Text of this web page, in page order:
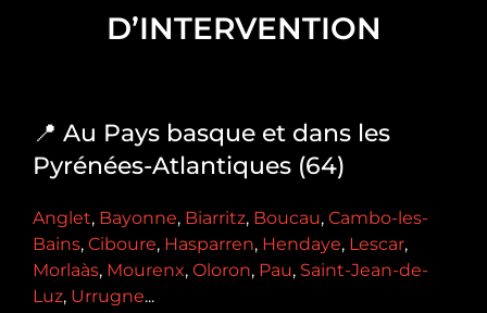
D’INTERVENTION
📍 Au Pays basque et dans les
Pyrénées-Atlantiques (64)
Anglet, Bayonne, Biarritz, Boucau, Cambo-les-
Bains, Ciboure, Hasparren, Hendaye, Lescar,
Morlaàs, Mourenx, Oloron, Pau, Saint-Jean-de-
Luz, Urrugne...